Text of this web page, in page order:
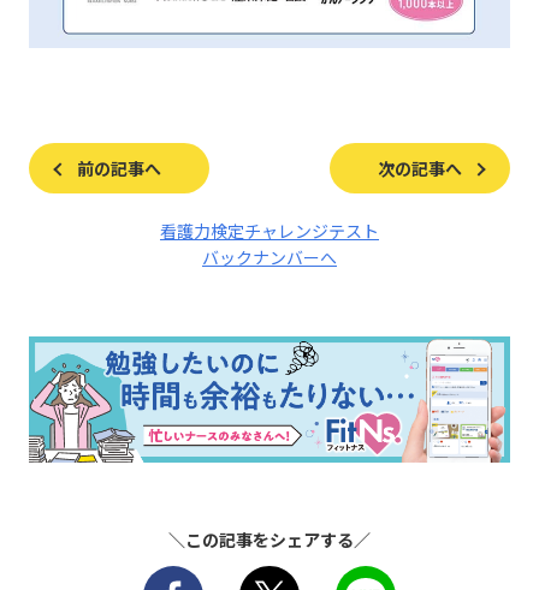
前の記事へ 次の記事へ
看護力検定チャレンジテスト
バックナンバーへ
＼この記事をシェアする／